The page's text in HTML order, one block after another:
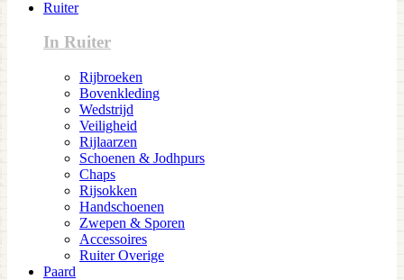
Ruiter
In Ruiter
Rijbroeken
Bovenkleding
Wedstrijd
Veiligheid
Rijlaarzen
Schoenen & Jodhpurs
Chaps
Rijsokken
Handschoenen
Zwepen & Sporen
Accessoires
Ruiter Overige
Paard